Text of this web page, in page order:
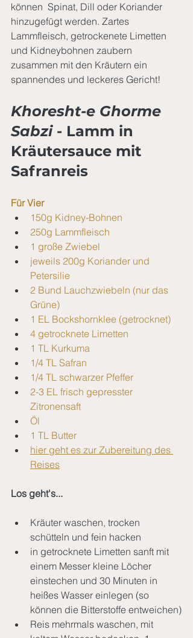
können  Spinat, Dill oder Koriander
hinzugefügt werden. Zartes
Lammfleisch, getrockenete Limetten
und Kidneybohnen zaubern
zusammen mit den Kräutern ein
spannendes und leckeres Gericht!
Khoresht-e Ghorme
Sabzi - Lamm in
Kräutersauce mit
Safranreis
Für Vier
150g Kidney-Bohnen
250g Lammfleisch
1 große Zwiebel
jeweils 200g Koriander und
Petersilie
2 Bund Lauchzwiebeln (nur das
Grüne)
1 EL Bockshornklee (getrocknet)
4 getrocknete Limetten
1 TL Kurkuma
1/4 TL Safran
1/4 TL schwarzer Pfeffer
2-3 EL frisch gepresster
Zitronensaft
Öl
1 TL Butter
hier geht es zur Zubereitung des
Reises
Los geht's...
Kräuter waschen, trocken
schütteln und fein hacken
in getrocknete Limetten sanft mit
einem Messer kleine Löcher
einstechen und 30 Minuten in
heißes Wasser einlegen (so
können die Bitterstoffe entweichen)
Reis mehrmals waschen, mit